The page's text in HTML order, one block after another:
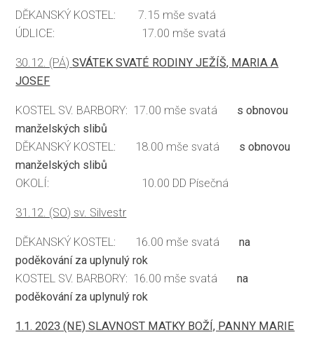
DĚKANSKÝ KOSTEL: 7.15 mše svatá
ÚDLICE: 17.00 mše svatá
30.12. (PÁ)SVÁTEK SVATÉ RODINY JEŽÍŠ, MARIA A
JOSEF
KOSTEL SV. BARBORY: 17.00 mše svatá s obnovou
manželských slibů
DĚKANSKÝ KOSTEL: 18.00 mše svatá s obnovou
manželských slibů
OKOLÍ: 10.00 DD Písečná
31.12. (SO) sv. Silvestr
DĚKANSKÝ KOSTEL: 16.00 mše svatána
poděkování za uplynulý rok
KOSTEL SV. BARBORY: 16.00 mše svatána
poděkování za uplynulý rok
1.1. 2023 (NE) SLAVNOST MATKY BOŽÍ, PANNY MARIE